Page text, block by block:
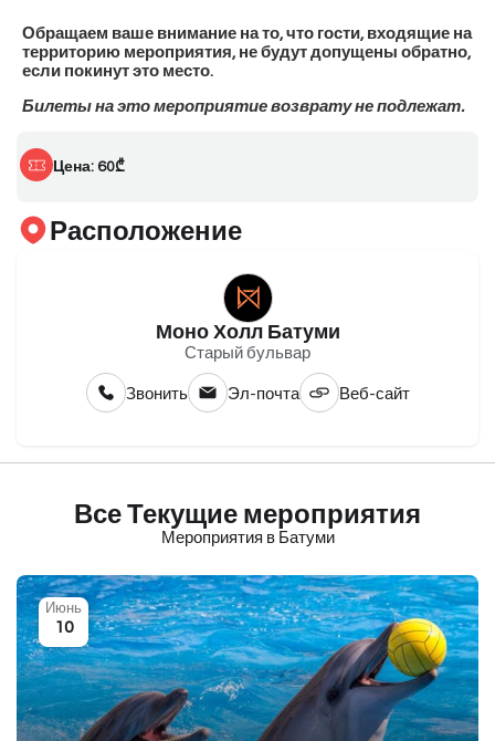
Обращаем ваше внимание на то, что гости, входящие на
территорию мероприятия, не будут допущены обратно,
если покинут это место.
Билеты на это мероприятие возврату не подлежат.
Цена: 60₾
Расположение
Моно Холл Батуми
Старый бульвар
Звонить Эл-почта Веб-сайт
Все Текущие мероприятия
Мероприятия в Батуми
Июнь
10